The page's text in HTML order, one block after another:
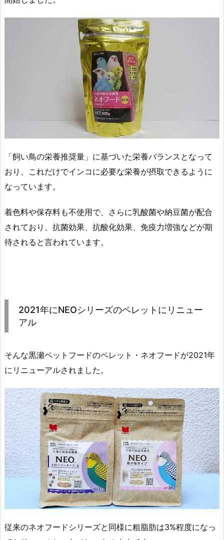
「飼い鳥の栄養推奨量」に基づいた栄養バランスとなって
おり、これだけでインコに必要な栄養が摂取できるように
なっています。
着色料や保存料も不使用で、さらに乳酸菌や納豆菌が配合
されており、抗菌効果、抗酸化効果、免疫力増強などが期
待されると言われています。
2021年にNEOシリーズのペレットにリニュー
アル
そんな黒瀬ペットフードのペレット・ネオフードが2021年
にリニューアルされました。
従来のネオフードシリーズと同様に粗脂肪は3%程度になっ